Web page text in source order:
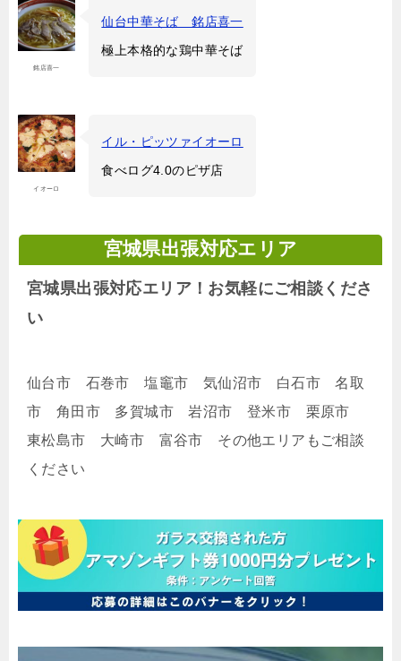
銘店喜一
仙台中華そば 銘店喜一
極上本格的な鶏中華そば
イオーロ
イル・ピッツァイオーロ
食べログ4.0のピザ店
宮城県出張対応エリア
宮城県出張対応エリア！お気軽にご相談くださ
い
仙台市 石巻市 塩竈市 気仙沼市 白石市 名取
市 角田市 多賀城市 岩沼市 登米市 栗原市
東松島市 大崎市 富谷市 その他エリアもご相談
ください